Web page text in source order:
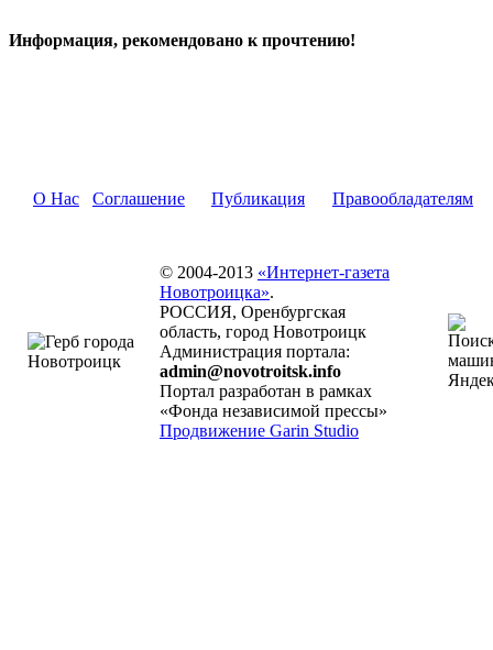
Информация, рекомендовано к прочтению!
О Нас Соглашение Публикация Правообладателям
© 2004-2013 «Интернет-газета
Новотроицка».
РОССИЯ, Оренбургская
область, город Новотроицк
Администрация портала:
admin@novotroitsk.info
Портал разработан в рамках
«Фонда независимой прессы»
Продвижение Garin Studio